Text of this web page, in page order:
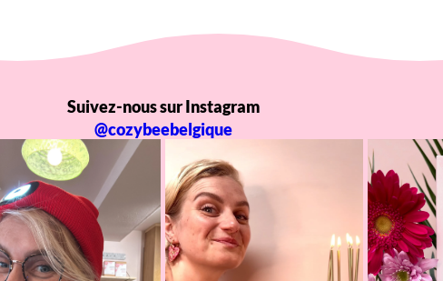
Suivez-nous sur Instagram
@cozybeebelgique